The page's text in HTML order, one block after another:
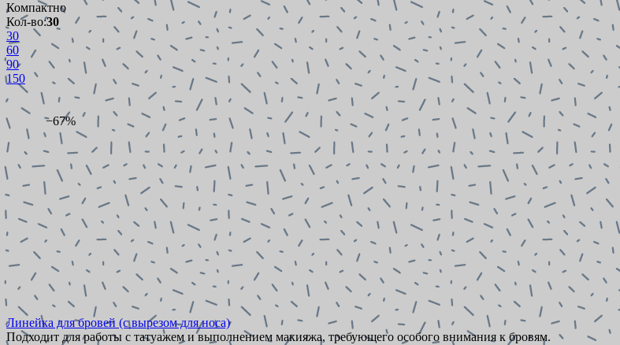
Компактно
Кол-во:30
30
60
90
150
−67%
Линейка для бровей (с вырезом для носа)
Подходит для работы с татуажем и выполнением макияжа, требующего особого внимания к бровям.